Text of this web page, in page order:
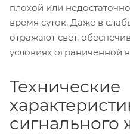
плохой или
время суток. Даже в
отражают свет,
условиях ограниченной
Технические
сигнального